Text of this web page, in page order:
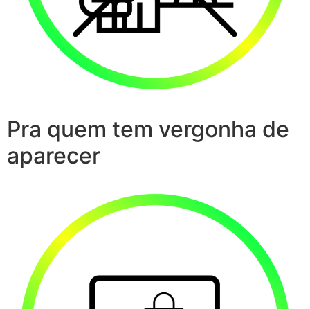
Pra quem tem vergonha de
aparecer